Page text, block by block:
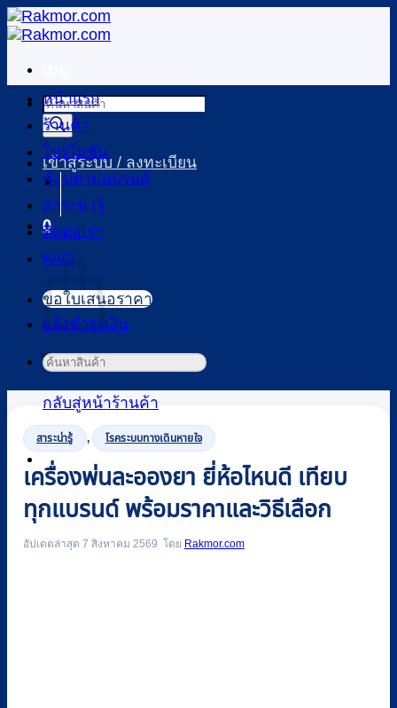
ข้าม
ไป
เนื้อหา
Products
search
เข้าสู่ระบบ / ลงทะเบียน
0
ไม่มีสินค้าในตะกร้า
กลับสู่หน้าร้านค้า
0
หน้าแรก
ร้านค้า
โปรโมชัน
ช้อปตามแบรนด์
สาระน่ารู้
ติดต่อเรา
FAQ
ขอใบเสนอราคา
แจ้งชำระเงิน
ค้นหา:
สาระน่ารู้ , โรคระบบทางเดินหายใจ
เครื่องพ่นละอองยา ยี่ห้อไหนดี เทียบ
ทุกแบรนด์ พร้อมราคาและวิธีเลือก
อัปเดตล่าสุด 7 สิงหาคม 2569 Rakmor.com